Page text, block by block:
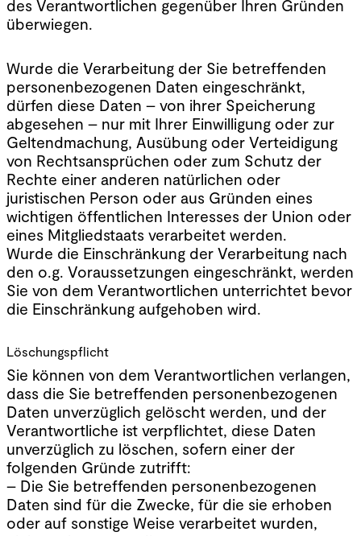
des Verantwortlichen gegenüber Ihren Gründen
überwiegen.
Wurde die Verarbeitung der Sie betreffenden
personenbezogenen Daten eingeschränkt,
dürfen diese Daten – von ihrer Speicherung
abgesehen – nur mit Ihrer Einwilligung oder zur
Geltendmachung, Ausübung oder Verteidigung
von Rechtsansprüchen oder zum Schutz der
Rechte einer anderen natürlichen oder
juristischen Person oder aus Gründen eines
wichtigen öffentlichen Interesses der Union oder
eines Mitgliedstaats verarbeitet werden.
Wurde die Einschränkung der Verarbeitung nach
den o.g. Voraussetzungen eingeschränkt, werden
Sie von dem Verantwortlichen unterrichtet bevor
die Einschränkung aufgehoben wird.
Löschungspflicht
Sie können von dem Verantwortlichen verlangen,
dass die Sie betreffenden personenbezogenen
Daten unverzüglich gelöscht werden, und der
Verantwortliche ist verpflichtet, diese Daten
unverzüglich zu löschen, sofern einer der
folgenden Gründe zutrifft:
– Die Sie betreffenden personenbezogenen
Daten sind für die Zwecke, für die sie erhoben
oder auf sonstige Weise verarbeitet wurden,